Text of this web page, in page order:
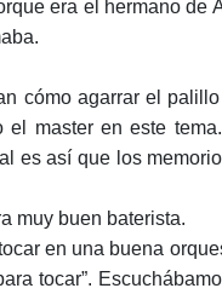
era el hermano de
cómo agarrar el
master en este
es así que los
muy buen baterista.
en una buena
tocar”.